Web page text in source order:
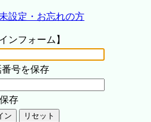
設定・お忘れの方
ンフォーム】
番号を保存
存